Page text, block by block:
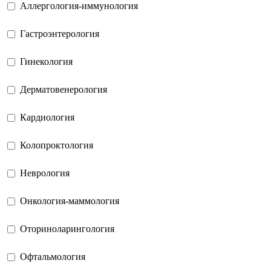
Аллергология-иммунология
Гастроэнтерология
Гинекология
Дерматовенерология
Кардиология
Колопроктология
Неврология
Онкология-маммология
Оториноларингология
Офтальмология